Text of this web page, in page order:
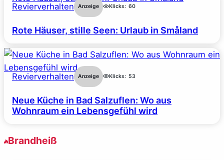
Revierverhalten Anzeige Klicks: 60
Rote Häuser, stille Seen: Urlaub in Småland
Revierverhalten Anzeige Klicks: 53
Neue Küche in Bad Salzuflen: Wo aus
Wohnraum ein Lebensgefühl wird
Brandheiß